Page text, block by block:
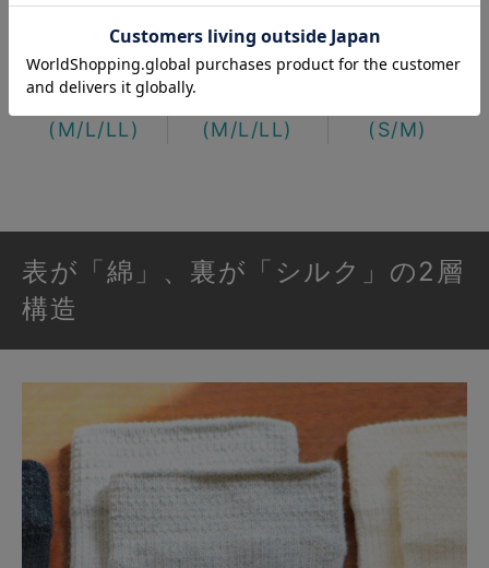
普通丈
(M/L/LL)
ショート丈
(M/L/LL)
(S/M)
表が「綿」、裏が「シルク」の2層
構造